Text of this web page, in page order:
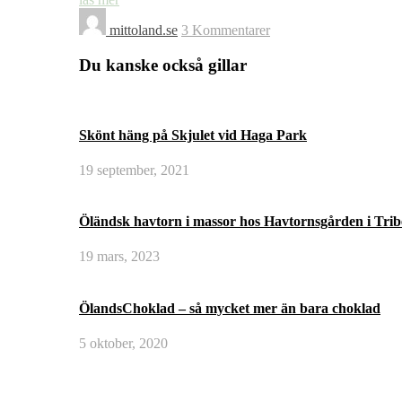
mittoland.se 3 Kommentarer
Du kanske också gillar
Skönt häng på Skjulet vid Haga Park
19 september, 2021
Öländsk havtorn i massor hos Havtornsgården i
19 mars, 2023
ÖlandsChoklad – så mycket mer än bara choklad
5 oktober, 2020